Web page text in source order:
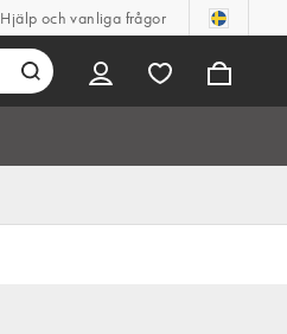
Hjälp och vanliga frågor